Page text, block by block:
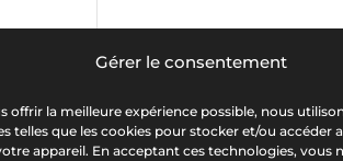
Gérer le consentement
offrir la meilleure expérience possible, nous
telles que les cookies pour stocker et/ou accéder
appareil. En acceptant ces technologies, vous